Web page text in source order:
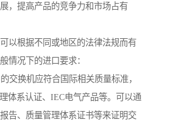
，提高产品的竞争力和市场占有
以根据不同或地区的法律法规而有
情况下的进口要求：
交换机应符合国际相关质量标准，
体系认证、IEC电气产品等。可以通
告、质量管理体系证书等来证明交